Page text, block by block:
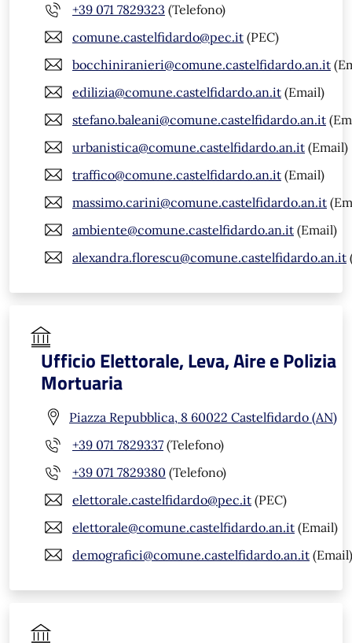
+39 071 7829323 (Telefono)
comune.castelfidardo@pec.it (PEC)
bocchiniranieri@comune.castelfidardo.an.it
edilizia@comune.castelfidardo.an.it (Email)
stefano.baleani@comune.castelfidardo.an.it
urbanistica@comune.castelfidardo.an.it (Email)
traffico@comune.castelfidardo.an.it (Email)
massimo.carini@comune.castelfidardo.an.it
ambiente@comune.castelfidardo.an.it (Email)
alexandra.florescu@comune.castelfidardo.an.it
Ufficio Elettorale, Leva, Aire e Polizia
Mortuaria
Piazza Repubblica, 8 60022 Castelfidardo (AN)
+39 071 7829337 (Telefono)
+39 071 7829380 (Telefono)
elettorale.castelfidardo@pec.it (PEC)
elettorale@comune.castelfidardo.an.it (Email)
demografici@comune.castelfidardo.an.it (Email)